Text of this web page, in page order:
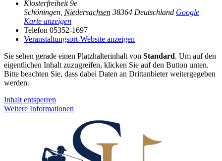
Klosterfreiheit 9e
Schöningen Niedersachsen 38364 Deutschland Google
Karte anzeigen
Telefon 05352-1697
Veranstaltungsort-Website anzeigen
Sie sehen gerade einen Platzhalterinhalt von Standard. Um auf den
eigentlichen Inhalt zuzugreifen, klicken Sie auf den Button unten.
Bitte beachten Sie, dass dabei Daten an Drittanbieter weitergegeben
werden.
Inhalt entsperren
Weitere Informationen